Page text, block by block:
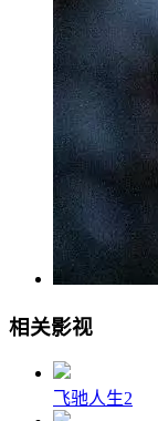
相关影视
飞驰人生2